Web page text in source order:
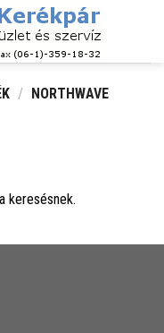
/ NORTHWAVE
keresésnek.